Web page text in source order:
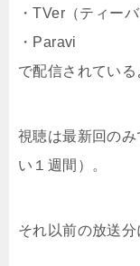
・TVer（ティーバ
・Paravi
で配信されている
視聴は最新回の
い１週間）。
それ以前の放送分